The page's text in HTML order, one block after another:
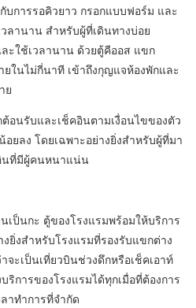
บการรอคิวยาว กรอกแบบฟอร์ม และ
ลานาน สำหรับผู้ที่เดินทางบ่อย
ะใช้เวลานาน ด้วยตู้คีออส แขก
ยในไม่กี่นาที เข้าถึงกุญแจห้องพักและ
ย
อนรับและเช็คอินตามเงื่อนไขของตัว
อยลง โดยเฉพาะอย่างยิ่งสำหรับผู้ที่มา
นที่มีผู้คนหนาแน่น
เป็นกะ ตู้ของโรงแรมพร้อมให้บริการ
ยิ่งสำหรับโรงแรมที่รองรับแขกต่าง
จะเป็นเที่ยวบินช่วงดึกหรือเช็คเอาท์
ริการของโรงแรมได้ทุกเมื่อที่ต้องการ
าทำการที่จำกัด